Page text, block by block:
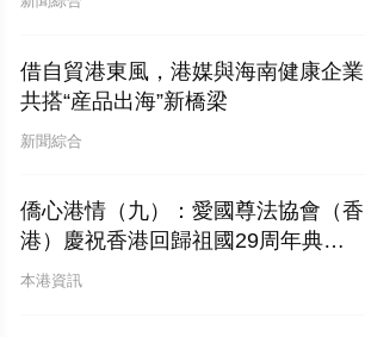
借自貿港東風，港媒與海南健康企業
共搭“産品出海”新橋梁
新聞綜合
僑心港情（九）：愛國尊法協會（香
港）慶祝香港回歸祖國29周年典禮
圓滿舉行
本港資訊